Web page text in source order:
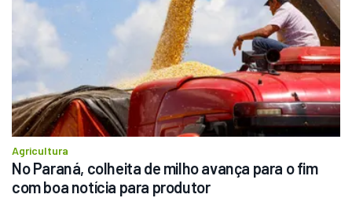
Agricultura
No Paraná, colheita de milho avança para o fim
com boa notícia para produtor